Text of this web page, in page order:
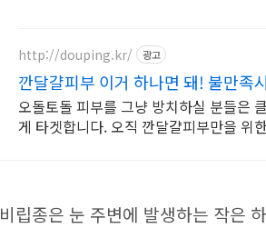
http://douping.kr/ 광고
깐달걀피부 이거 하나면 돼! 불만족
오돌토돌 피부를 그냥 방치하실 분들은
게 타겟합니다. 오직 깐달걀피부만을 위
비립종은 눈 주변에 발생하는 작은